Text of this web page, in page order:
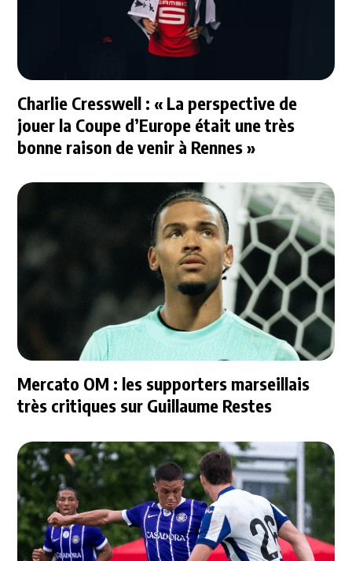
Charlie Cresswell : « La perspective de
jouer la Coupe d’Europe était une très
bonne raison de venir à Rennes »
Mercato OM : les supporters marseillais
très critiques sur Guillaume Restes